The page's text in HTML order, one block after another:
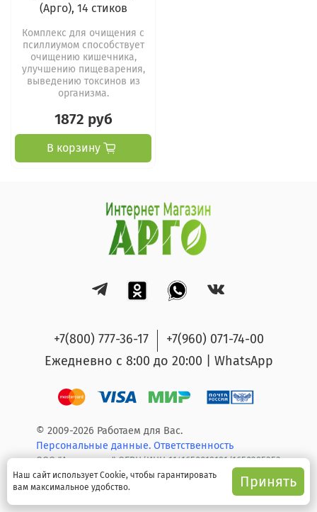
(Арго), 14 стиков
Комплекс для очищения с
псиллиумом способствует
очищению кишечника,
улучшению пищеварения,
выведению токсинов из
организма.
1872 руб
В корзину
+7(800) 777-36-17
+7(960) 071-74-00
Ежедневно с 8:00 до 20:00 | WhatsApp
© 2009-2026 Работаем для Вас.
Персональные данные. Ответственность
ООО "Арго групп" ОГРН/ИНН 1141650019191/1650295353
Наш сайт использует Cookie, чтобы гарантировать
вам максимальное удобство.
Принять